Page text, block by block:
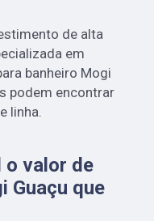
de alta
em
banheiro Mogi
podem encontrar
linha.
o valor de
Guaçu que